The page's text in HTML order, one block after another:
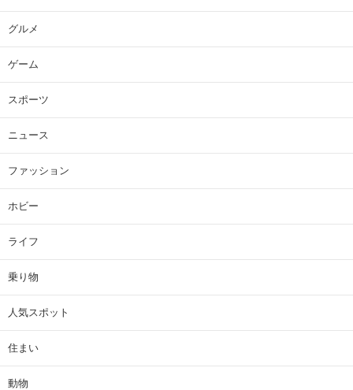
グルメ
ゲーム
スポーツ
ニュース
ファッション
ホビー
ライフ
乗り物
人気スポット
住まい
動物